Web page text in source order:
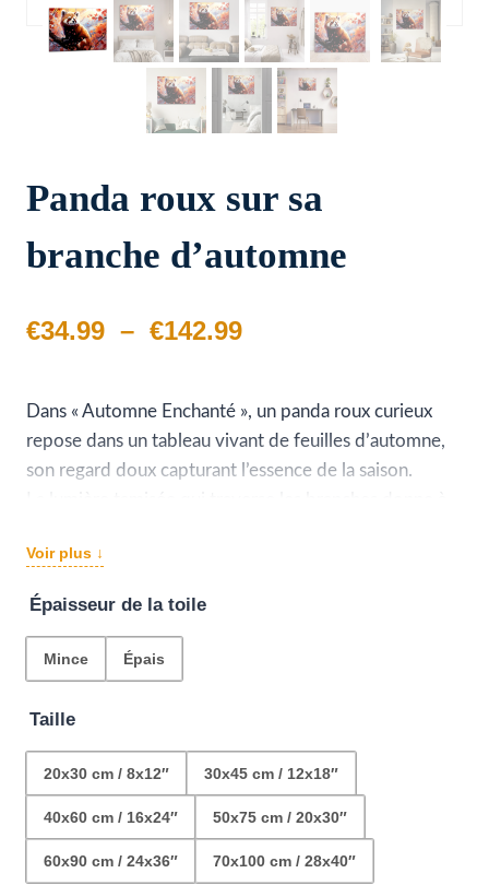
Panda roux sur sa
branche d’automne
€34.99 – €142.99Plage
prix :
€34.99
Dans « Automne Enchanté », un panda roux curieux
repose dans un tableau vivant de feuilles d’automne,
son regard doux capturant l’essence de la saison.
célébrant la transition poétique vers l’hiver.
C’est une œuvre qui invite à la contemplation et au
calme, un hommage à la splendeur discrète de la
Voir plus ↓
Épaisseur de la toile
Mince Épais
Taille
20x30 cm / 8x12″ 30x45 cm / 12x18″
40x60 cm / 16x24″ 50x75 cm / 20x30″
60x90 cm / 24x36″ 70x100 cm / 28x40″